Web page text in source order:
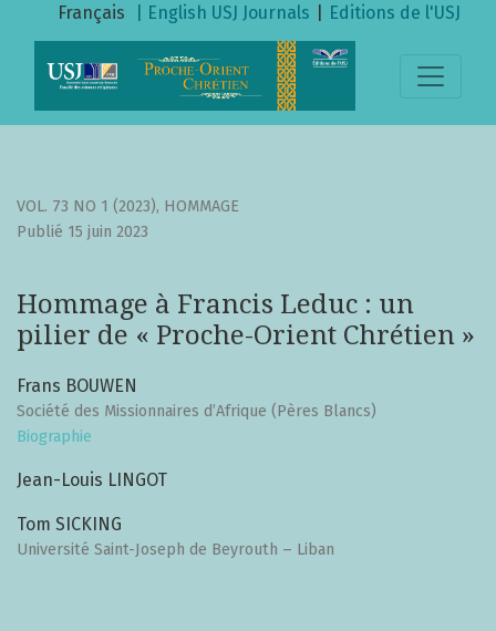
Hommage à Francis Leduc : un pilier de « Proche-Orient
Français | English USJ Journals Editions de l'USJ
VOL. 73 NO 1 (2023), HOMMAGE
Hommage à Francis Leduc : un
pilier de « Proche-Orient Chrétien »
Publié 15 juin 2023
Frans BOUWEN
Société des Missionnaires d’Afrique (Pères Blancs)
Biographie
Jean-Louis LINGOT
Tom SICKING
Université Saint-Joseph de Beyrouth – Liban